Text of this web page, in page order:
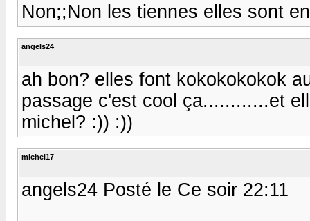
Non;;Non les tiennes elles sont
angels24
ah bon? elles font kokokokokok
passage c'est cool ça............et
michel? :)) :))
michel17
angels24 Posté le Ce soir 22:11